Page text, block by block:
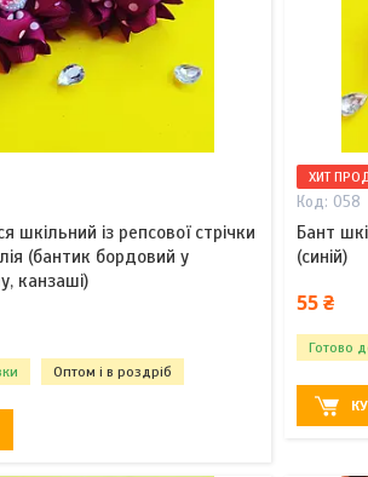
шкільний із репсової стрічки
(бантик бордовий у
канзаші)
Оптом і в роздріб
ХИТ
058
Бант
(синій)
55 ₴
Готово